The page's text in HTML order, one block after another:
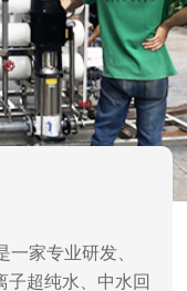
家专业研发、
子超纯水、中水回